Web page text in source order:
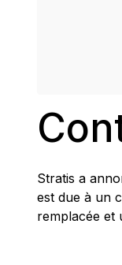
Stratis a
est due à un
remplacée et